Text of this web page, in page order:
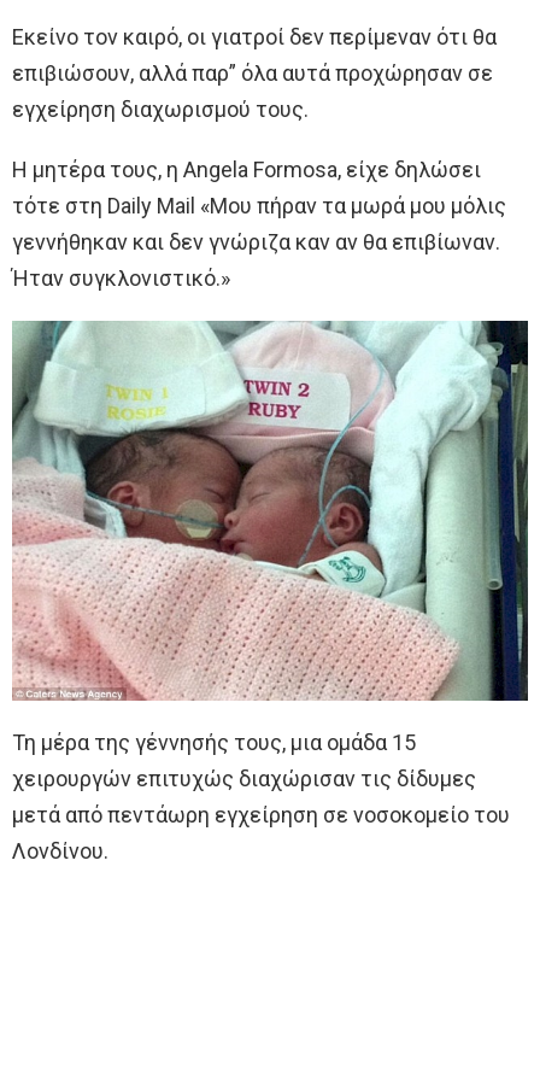
Εκείνο τον καιρό, οι γιατροί δεν περίμεναν ότι θα
επιβιώσουν, αλλά παρ” όλα αυτά προχώρησαν σε
εγχείρηση διαχωρισμού τους.
Η μητέρα τους, η Αngela Formosa, είχε δηλώσει
τότε στη Daily Mail «Μου πήραν τα μωρά μου μόλις
γεννήθηκαν και δεν γνώριζα καν αν θα επιβίωναν.
Ήταν συγκλονιστικό.»
Τη μέρα της γέννησής τους, μια ομάδα 15
χειρουργών επιτυχώς διαχώρισαν τις δίδυμες
μετά από πεντάωρη εγχείρηση σε νοσοκομείο του
Λονδίνου.